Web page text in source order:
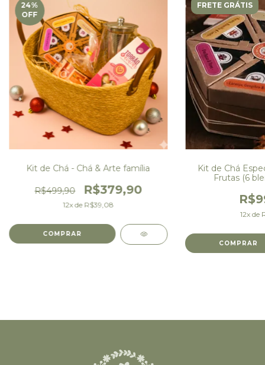
24%
OFF
Kit de Chá - Chá & Arte família
R$499,90 R$379,90
12x de R$39,08
FRETE GRÁTIS
Kit de Chá
Frutas (6
12x de